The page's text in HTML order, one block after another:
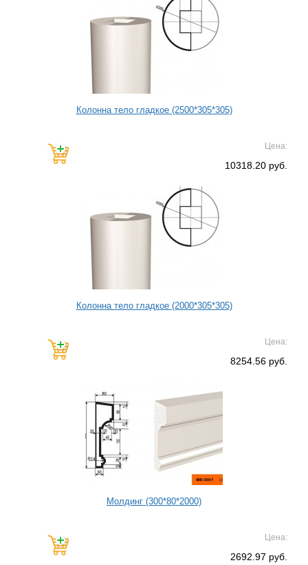
Колонна тело гладкое (2500*305*305)
Цена:
10318.20 руб.
Колонна тело гладкое (2000*305*305)
Цена:
8254.56 руб.
Молдинг (300*80*2000)
Цена:
2692.97 руб.